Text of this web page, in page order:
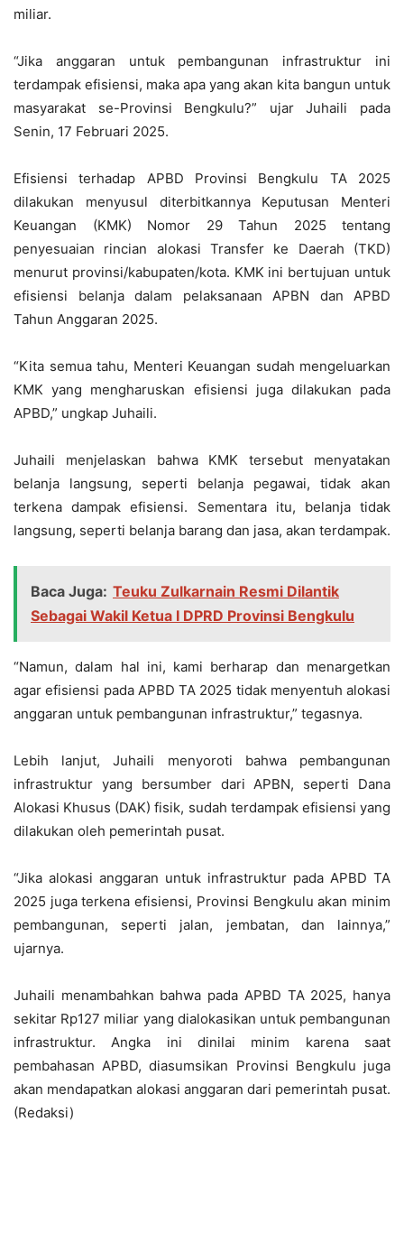
miliar.
“Jika anggaran untuk pembangunan infrastruktur ini
terdampak efisiensi, maka apa yang akan kita bangun untuk
masyarakat se-Provinsi Bengkulu?” ujar Juhaili pada
Senin, 17 Februari 2025.
Efisiensi terhadap APBD Provinsi Bengkulu TA 2025
dilakukan menyusul diterbitkannya Keputusan Menteri
Keuangan (KMK) Nomor 29 Tahun 2025 tentang
penyesuaian rincian alokasi Transfer ke Daerah (TKD)
menurut provinsi/kabupaten/kota. KMK ini bertujuan untuk
efisiensi belanja dalam pelaksanaan APBN dan APBD
Tahun Anggaran 2025.
“Kita semua tahu, Menteri Keuangan sudah mengeluarkan
KMK yang mengharuskan efisiensi juga dilakukan pada
APBD,” ungkap Juhaili.
Juhaili menjelaskan bahwa KMK tersebut menyatakan
belanja langsung, seperti belanja pegawai, tidak akan
terkena dampak efisiensi. Sementara itu, belanja tidak
langsung, seperti belanja barang dan jasa, akan terdampak.
Baca Juga: Teuku Zulkarnain Resmi Dilantik
Sebagai Wakil Ketua I DPRD Provinsi Bengkulu
“Namun, dalam hal ini, kami berharap dan menargetkan
agar efisiensi pada APBD TA 2025 tidak menyentuh alokasi
anggaran untuk pembangunan infrastruktur,” tegasnya.
Lebih lanjut, Juhaili menyoroti bahwa pembangunan
infrastruktur yang bersumber dari APBN, seperti Dana
Alokasi Khusus (DAK) fisik, sudah terdampak efisiensi yang
dilakukan oleh pemerintah pusat.
“Jika alokasi anggaran untuk infrastruktur pada APBD TA
2025 juga terkena efisiensi, Provinsi Bengkulu akan minim
pembangunan, seperti jalan, jembatan, dan lainnya,”
ujarnya.
Juhaili menambahkan bahwa pada APBD TA 2025, hanya
sekitar Rp127 miliar yang dialokasikan untuk pembangunan
infrastruktur. Angka ini dinilai minim karena saat
pembahasan APBD, diasumsikan Provinsi Bengkulu juga
akan mendapatkan alokasi anggaran dari pemerintah pusat.
(Redaksi)